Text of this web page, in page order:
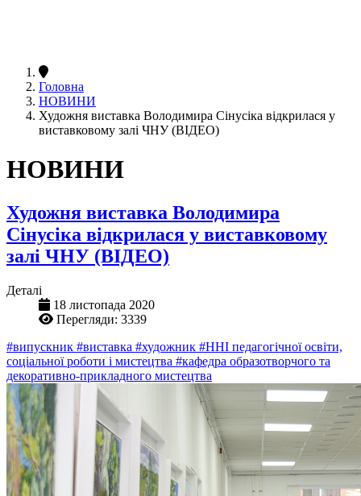
Головна
НОВИНИ
Художня виставка Володимира Сінусіка відкрилася у
виставковому залі ЧНУ (ВІДЕО)
НОВИНИ
Художня виставка Володимира
Сінусіка відкрилася у виставковому
залі ЧНУ (ВІДЕО)
Деталі
18 листопада 2020
Перегляди: 3339
#випускник #виставка #художник #ННІ педагогічної освіти,
соціальної роботи і мистецтва #кафедра образотворчого та
декоративно-прикладного мистецтва